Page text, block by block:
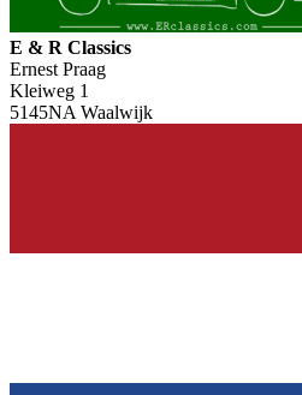
E & R Classics
Ernest Praag
Kleiweg 1
5145NA Waalwijk